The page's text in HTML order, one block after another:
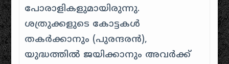
പോരാളികളുമായിരുന്നു.
ശത്രുക്കളുടെ കോട്ടകൾ
തകർക്കാനും (പുരന്ദരൻ),
യുദ്ധത്തിൽ ജയിക്കാനും അവർക്ക്